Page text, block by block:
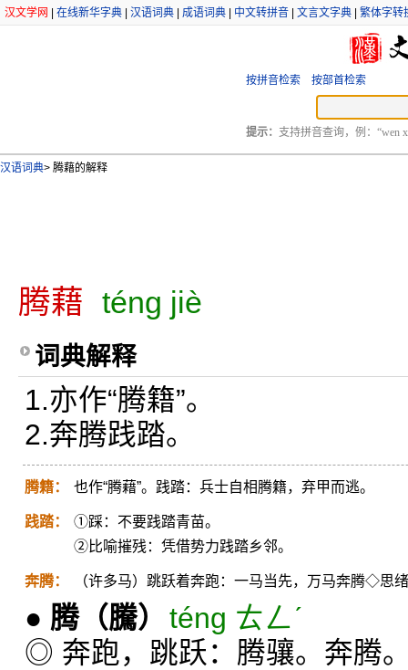
汉文学网 在线新华字典 汉语词典 成语词典 中文转拼音 文言文字典 繁体字转
按拼音检索 按部首检索
提示： 支持拼音查询，例：“wen
汉语词典> 腾藉的解释
腾藉 téng jiè
词典解释
1.亦作“腾籍”。
2.奔腾践踏。
腾籍： 也作“腾藉”。践踏：兵士自相腾籍，弃甲而逃。
践踏：
①踩：不要践踏青苗。
②比喻摧残：凭借势力践踏乡邻。
奔腾： （许多马）跳跃着奔跑：一马当先，万马奔腾◇思
● 腾（騰） téng ㄊㄥˊ
◎ 奔跑，跳跃：腾骧。奔腾